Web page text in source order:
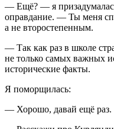
— Ещё? — я
оправдание. — Ты меня
а не второстепенным.
— Так как раз в школе
не только самых важных
исторические факты.
Я поморщилась:
— Хорошо, давай ещё